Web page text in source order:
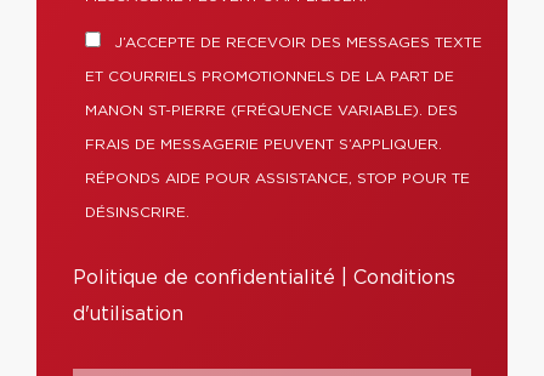
J’ACCEPTE DE RECEVOIR DES MESSAGES TEXTE
ET COURRIELS PROMOTIONNELS DE LA PART DE
MANON ST-PIERRE (FRÉQUENCE VARIABLE). DES
FRAIS DE MESSAGERIE PEUVENT S’APPLIQUER.
RÉPONDS AIDE POUR ASSISTANCE, STOP POUR TE
DÉSINSCRIRE.
Politique de confidentialité
Conditions
d'utilisation